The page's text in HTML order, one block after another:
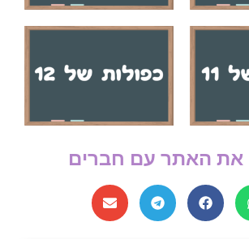
את האתר עם חברים